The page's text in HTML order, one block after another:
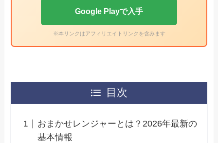
Google Playで入手
※本リンクはアフィリエイトリンクを含みます
目次
おまかせレンジャーとは？2026年最新の
基本情報